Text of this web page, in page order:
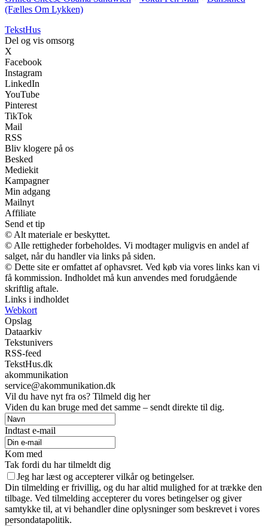
(Fælles Om Lykken)
TekstHus
Del og vis omsorg
X
Facebook
Instagram
LinkedIn
YouTube
Pinterest
TikTok
Mail
RSS
Bliv klogere på os
Besked
Mediekit
Kampagner
Min adgang
Mailnyt
Affiliate
Send et tip
© Alt materiale er beskyttet.
© Alle rettigheder forbeholdes. Vi modtager muligvis en andel af
salget, når du handler via links på siden.
© Dette site er omfattet af ophavsret. Ved køb via vores links kan vi
få kommission. Indholdet må kun anvendes med forudgående
skriftlig aftale.
Links i indholdet
Webkort
Opslag
Dataarkiv
Tekstunivers
RSS-feed
TekstHus.dk
akommunikation
service@akommunikation.dk
Vil du have nyt fra os? Tilmeld dig her
Viden du kan bruge med det samme – sendt direkte til dig.
Indtast e-mail
Kom med
Tak fordi du har tilmeldt dig
Jeg har læst og accepterer vilkår og betingelser.
Din tilmelding er frivillig, og du har altid mulighed for at trække den
tilbage. Ved tilmelding accepterer du vores betingelser og giver
samtykke til, at vi behandler dine oplysninger som beskrevet i vores
persondatapolitik.